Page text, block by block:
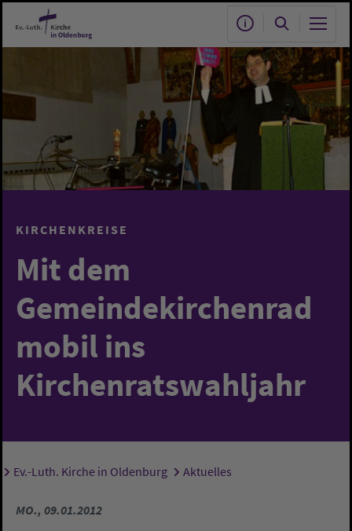
Zum Hauptinhalt springen
KIRCHENKREISE
Mit dem
Gemeindekirchenrad
mobil ins
Kirchenratswahljahr
Sie sind hier:
Ev.-Luth. Kirche in Oldenburg Aktuelles
MO., 09.01.2012